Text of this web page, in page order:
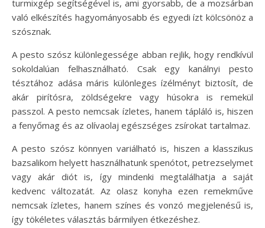
turmixgép segítségével is, ami gyorsabb, de a mozsárban
való elkészítés hagyományosabb és egyedi ízt kölcsönöz a
szósznak.
A pesto szósz különlegessége abban rejlik, hogy rendkívül
sokoldalúan felhasználható. Csak egy kanálnyi pesto
tésztához adása máris különleges ízélményt biztosít, de
akár pirítósra, zöldségekre vagy húsokra is remekül
passzol. A pesto nemcsak ízletes, hanem tápláló is, hiszen
a fenyőmag és az olívaolaj egészséges zsírokat tartalmaz.
A pesto szósz könnyen variálható is, hiszen a klasszikus
bazsalikom helyett használhatunk spenótot, petrezselymet
vagy akár diót is, így mindenki megtalálhatja a saját
kedvenc változatát. Az olasz konyha ezen remekműve
nemcsak ízletes, hanem színes és vonzó megjelenésű is,
így tökéletes választás bármilyen étkezéshez.